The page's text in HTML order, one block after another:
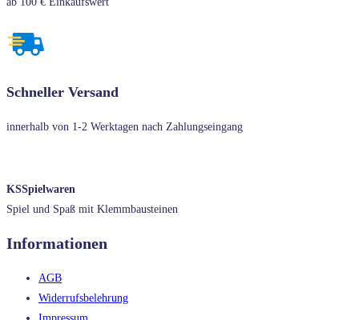
Schneller Versand
innerhalb von 1-2 Werktagen nach Zahlungseingang
KSSpielwaren
Spiel und Spaß mit Klemmbausteinen
Informationen
AGB
Widerrufsbelehrung